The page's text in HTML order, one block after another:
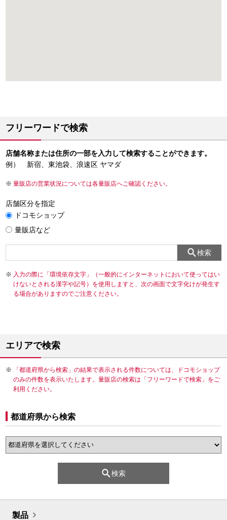
フリーワードで検索
店舗名称または住所の一部を入力して検索することができます。
例） 新宿、東池袋、浪速区 ヤマダ
量販店の営業状況については各量販店へご確認ください。
店舗区分を指定
ドコモショップ
量販店など
検索
入力の際に「環境依存文字」（一般的にインターネットにおいて使ってはい
けないとされる漢字や記号）を使用しますと、次の画面で文字化けが発生す
る場合がありますのでご注意ください。
エリアで検索
「都道府県から検索」の結果で表示される件数については、ドコモショップ
のみの件数を表示いたします。量販店の検索は「フリーワードで検索」をご
利用ください。
都道府県から検索
検索
製品